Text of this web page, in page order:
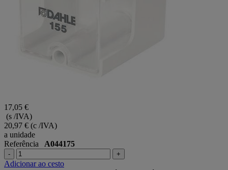
17,05 €
(s /IVA)
20,97 € (c /IVA)
a unidade
Referência A044175
- +
Adicionar ao cesto